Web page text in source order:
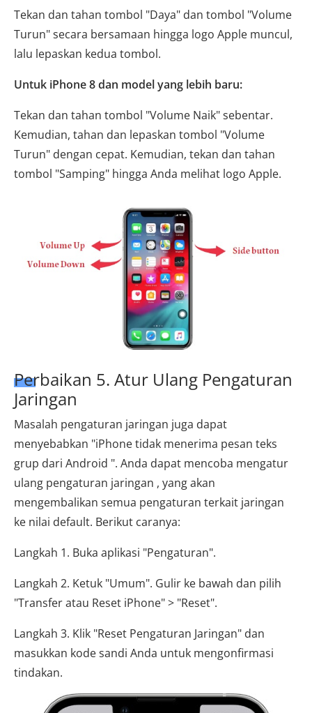
Tekan dan tahan tombol "Daya" dan tombol "Volume
Turun" secara bersamaan hingga logo Apple muncul,
lalu lepaskan kedua tombol.
Untuk iPhone 8 dan model yang lebih baru:
Tekan dan tahan tombol "Volume Naik" sebentar.
Kemudian, tahan dan lepaskan tombol "Volume
Turun" dengan cepat. Kemudian, tekan dan tahan
tombol "Samping" hingga Anda melihat logo Apple.
Perbaikan 5. Atur Ulang Pengaturan
Jaringan
Masalah pengaturan jaringan juga dapat
menyebabkan "iPhone tidak menerima pesan teks
grup dari Android ". Anda dapat mencoba mengatur
ulang pengaturan jaringan , yang akan
mengembalikan semua pengaturan terkait jaringan
ke nilai default. Berikut caranya:
Langkah 1. Buka aplikasi "Pengaturan".
Langkah 2. Ketuk "Umum". Gulir ke bawah dan pilih
"Transfer atau Reset iPhone" > "Reset".
Langkah 3. Klik "Reset Pengaturan Jaringan" dan
masukkan kode sandi Anda untuk mengonfirmasi
tindakan.